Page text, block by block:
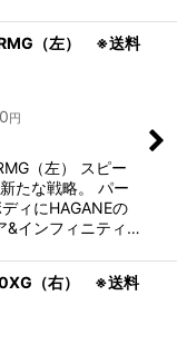
（左） ※送料
円
（左） スピー
たな戦略。 パー
ィにHAGANEの
&インフィニティ…
（右） ※送料